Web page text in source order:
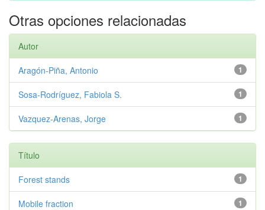
Otras opciones relacionadas
Autor
1
Aragón-Piña, Antonio
1
Sosa-Rodríguez, Fabiola S.
1
Vazquez-Arenas, Jorge
Título
1
Forest stands
1
Mobile fraction